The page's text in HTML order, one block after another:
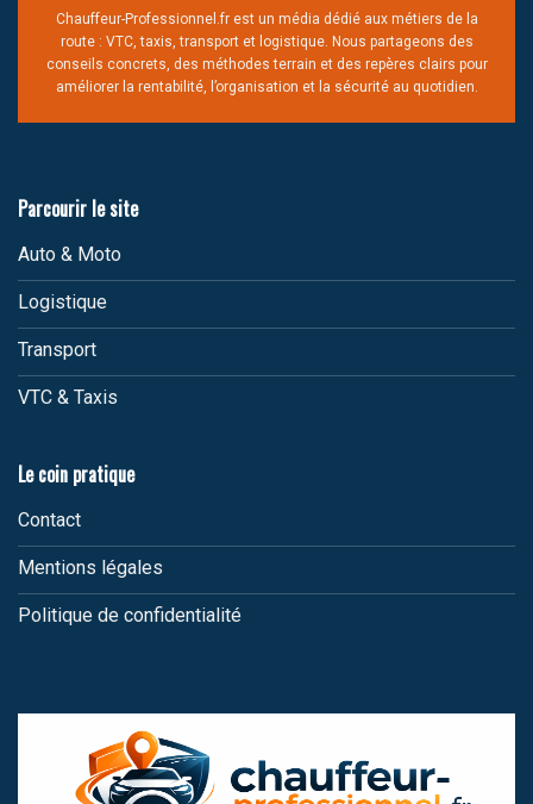
Chauffeur-Professionnel.fr est un média dédié aux métiers de la
route : VTC, taxis, transport et logistique. Nous partageons des
conseils concrets, des méthodes terrain et des repères clairs pour
améliorer la rentabilité, l’organisation et la sécurité au quotidien.
Parcourir le site
Auto & Moto
Logistique
Transport
VTC & Taxis
Le coin pratique
Contact
Mentions légales
Politique de confidentialité